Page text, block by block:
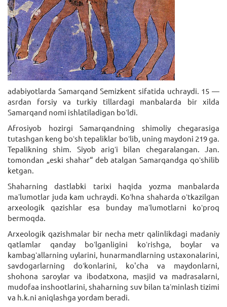
adabiyotlarda Samarqand Semizkent sifatida uchraydi. 15 —
asrdan forsiy va turkiy tillardagi manbalarda bir xilda
Samarqand nomi ishlatiladigan boʻldi.
Afrosiyob hozirgi Samarqandning shimoliy chegarasiga
tutashgan keng boʻsh tepaliklar boʻlib, uning maydoni 219 ga.
Tepalikning shim. Siyob arigʻi bilan chegaralangan. Jan.
tomondan „eski shahar“ deb atalgan Samarqandga qoʻshilib
ketgan.
Shaharning dastlabki tarixi haqida yozma manbalarda
maʼlumotlar juda kam uchraydi. Koʻhna shaharda oʻtkazilgan
arxeologik qazishlar esa bunday maʼlumotlarni koʻproq
bermoqda.
Arxeologik qazishmalar bir necha metr qalinlikdagi madaniy
qatlamlar qanday boʻlganligini koʻrishga, boylar va
kambagʻallarning uylarini, hunarmandlarning ustaxonalarini,
savdogarlarning doʻkonlarini, ko'cha va maydonlarni,
shohona saroylar va ibodatxona, masjid va madrasalarni,
mudofaa inshootlarini, shaharning suv bilan taʼminlash tizimi
va h.k.ni aniqlashga yordam beradi.